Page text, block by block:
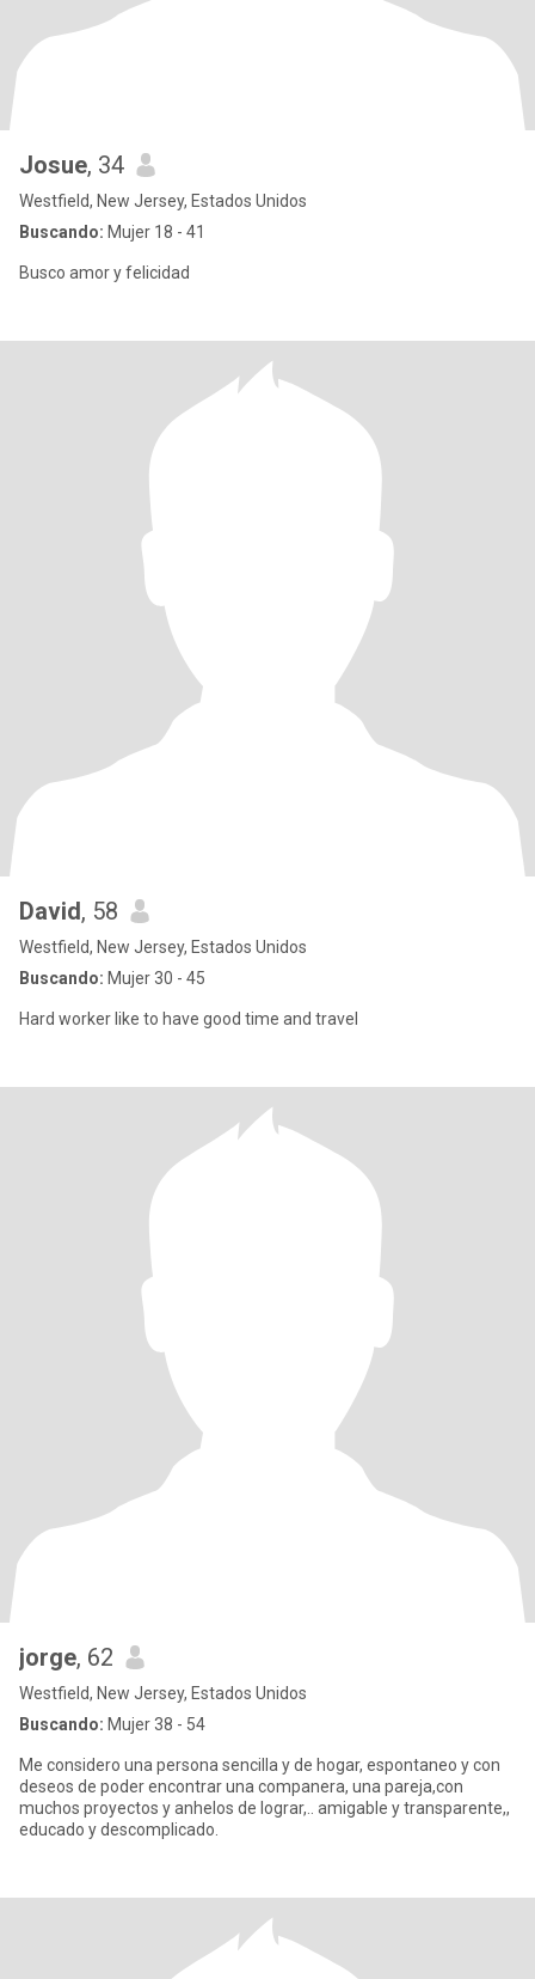
Josue, 34
Westfield, New Jersey, Estados Unidos
Buscando: Mujer 18 - 41
Busco amor y felicidad
David, 58
Westfield, New Jersey, Estados Unidos
Buscando: Mujer 30 - 45
Hard worker like to have good time and travel
jorge, 62
Westfield, New Jersey, Estados Unidos
Buscando: Mujer 38 - 54
Me considero una persona sencilla y de hogar, espontaneo y con
deseos de poder encontrar una companera, una pareja,con
muchos proyectos y anhelos de lograr,.. amigable y transparente,,
educado y descomplicado.